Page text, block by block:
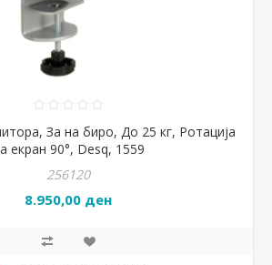
За на биро, До 25 кг, Ротација
екран 90°, Desq, 1559
256120
8.950,00 ден